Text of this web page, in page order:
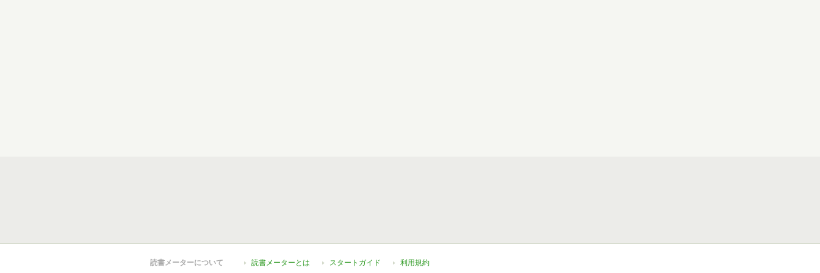
読書メーターについて 読書メーターとは スタートガイド 利用規約